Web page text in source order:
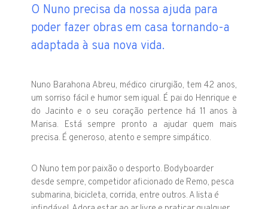
O Nuno precisa da nossa ajuda para
poder fazer obras em casa tornando-a
adaptada à sua nova vida.
Nuno Barahona Abreu, médico cirurgião, tem 42 anos,
um sorriso fácil e humor sem igual. É pai do Henrique e
do Jacinto e o seu coração pertence há 11 anos à
Marisa. Está sempre pronto a ajudar quem mais
precisa. É generoso, atento e sempre simpático.
O Nuno tem por paixão o desporto. Bodyboarder
desde sempre, competidor aficionado de Remo, pesca
submarina, bicicleta, corrida, entre outros. A lista é